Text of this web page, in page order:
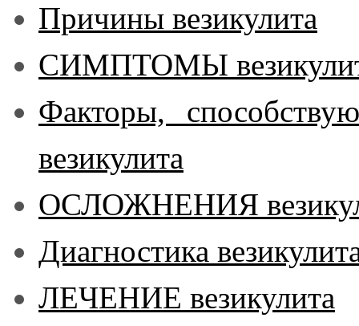
Причины везикулита
СИМПТОМЫ
Факторы,
везикулита
ОСЛОЖНЕНИЯ
Диагностика
ЛЕЧЕНИЕ везикулита